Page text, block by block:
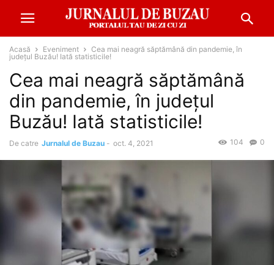
Acasă Eveniment
Cea mai neagră săptămână din pandemie, în
județul Buzău! Iată statisticile!
Cea mai neagră săptămână
din pandemie, în județul
Buzău! Iată statisticile!
De catre Jurnalul de Buzau - oct. 4, 2021 0
104